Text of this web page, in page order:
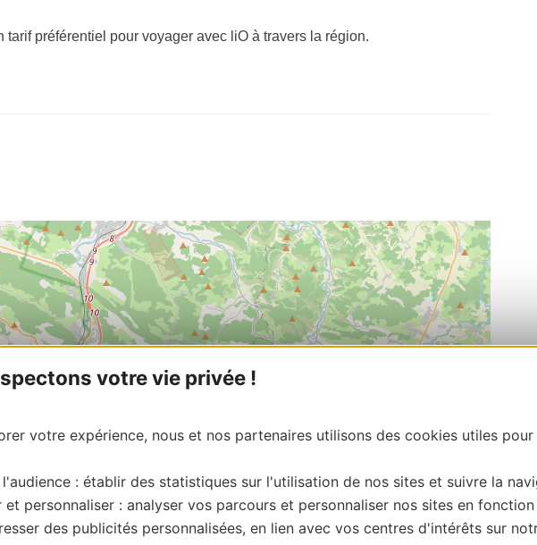
votre vie privée !
votre expérience, nous et nos partenaires utilisons des cookies utiles pour
l'audience : établir des statistiques sur l'utilisation de nos sites et suivre la
et personnaliser : analyser vos parcours et personnaliser nos sites en
des publicités personnalisées, en lien avec vos centres d'intérêts sur
préférentiel pour voyager avec liO à travers la région.